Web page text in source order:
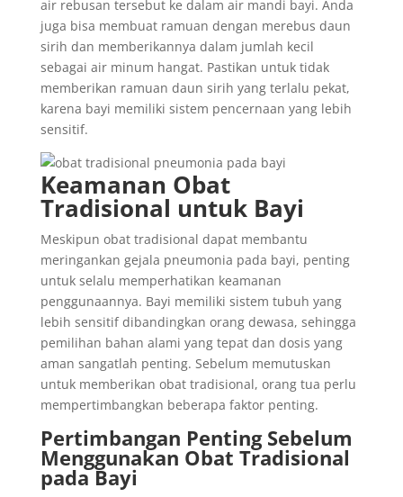
air rebusan tersebut ke dalam air mandi bayi. Anda
juga bisa membuat ramuan dengan merebus daun
sirih dan memberikannya dalam jumlah kecil
sebagai air minum hangat. Pastikan untuk tidak
memberikan ramuan daun sirih yang terlalu pekat,
karena bayi memiliki sistem pencernaan yang lebih
sensitif.
Keamanan Obat
Tradisional untuk Bayi
Meskipun obat tradisional dapat membantu
meringankan gejala pneumonia pada bayi, penting
untuk selalu memperhatikan keamanan
penggunaannya. Bayi memiliki sistem tubuh yang
lebih sensitif dibandingkan orang dewasa, sehingga
pemilihan bahan alami yang tepat dan dosis yang
aman sangatlah penting. Sebelum memutuskan
untuk memberikan obat tradisional, orang tua perlu
mempertimbangkan beberapa faktor penting.
Pertimbangan Penting Sebelum
Menggunakan Obat Tradisional
pada Bayi